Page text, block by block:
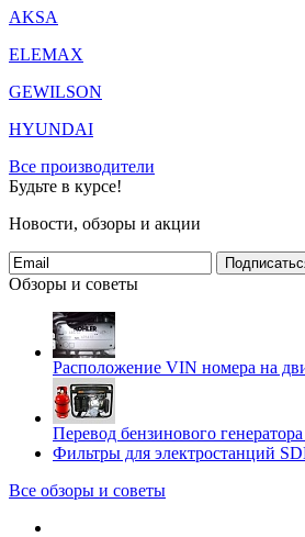
AKSA
ELEMAX
GEWILSON
HYUNDAI
Все производители
Будьте в курсе!
Новости, обзоры и акции
Обзоры и советы
Расположение VIN номера на
Перевод бензинового генератора
Фильтры для электростанций
Все обзоры и советы